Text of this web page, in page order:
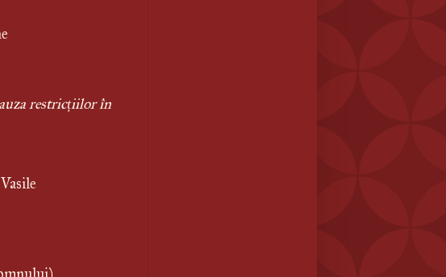
restricțiilor în